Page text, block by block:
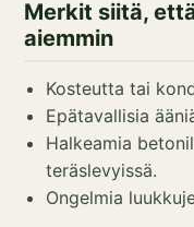
Merkit siitä,
aiemmin
Kosteutta tai
Epätavallisia
Halkeamia
teräslevyissä.
Ongelmia